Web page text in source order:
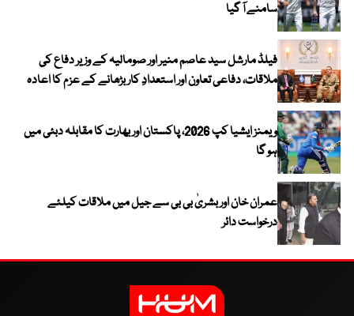
سامنے آ گیا
فیلڈ مارشل سید عاصم منیر اور صومالیہ کے وزیر دفاع کی
ملاقات، دفاعی تعاون اور استعدادِ کار بڑھانے کے عزم کا اعادہ
ویمنز ایشیا کپ 2026، پاکستان اور بھارت کا مقابلہ دبئی میں
ہو گا
عمران خان اور بشریٰ بی بی سے جیل میں ملاقات کیلئے
درخواست دائر